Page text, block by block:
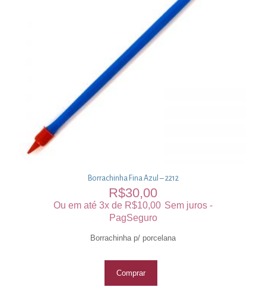
Borrachinha Fina Azul – 2212
R$30,00
Ou em até 3x de R$10,00 Sem juros -
PagSeguro
Borrachinha p/ porcelana
Comprar